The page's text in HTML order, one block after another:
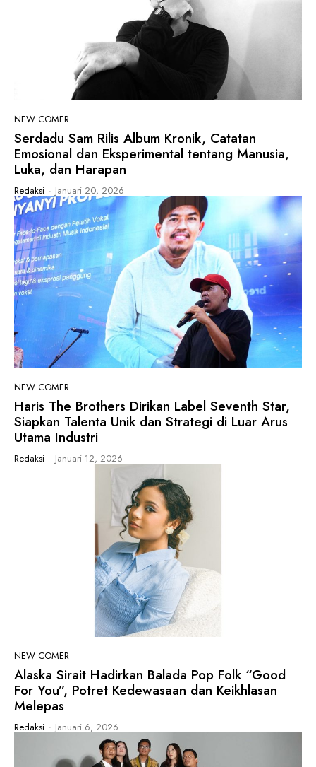
NEW COMER
Serdadu Sam Rilis Album Kronik, Catatan
Emosional dan Eksperimental tentang Manusia,
Luka, dan Harapan
Redaksi - Januari 20, 2026
NEW COMER
Haris The Brothers Dirikan Label Seventh Star,
Siapkan Talenta Unik dan Strategi di Luar Arus
Utama Industri
Redaksi - Januari 12, 2026
NEW COMER
Alaska Sirait Hadirkan Balada Pop Folk “Good
For You”, Potret Kedewasaan dan Keikhlasan
Melepas
Redaksi - Januari 6, 2026